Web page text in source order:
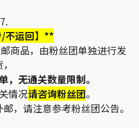
7.
不运回】**
商品，由粉丝团单独进行发
，无通关数量限制。
情况请咨询粉丝团。
，请注意参考粉丝团公告。